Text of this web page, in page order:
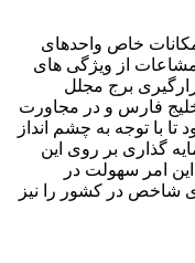
امکانات خاص واحدهای
از ویژگی های
برج مجلل
فارس و در مجاورت
با توجه به چشم انداز
سرمایه گذاری بر روی این
امر سهولت در
شاخص در کشور را نیز